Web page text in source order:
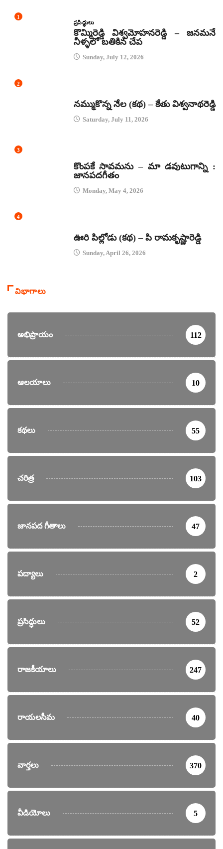
1
ప్రసిద్ధులు
కొమ్మిరెడ్డి విశ్వమోహనరెడ్డి – జనమనే
నీళ్ళలో బతికిన చేప
Sunday, July 12, 2026
2
నమ్ముకొన్న నేల (కథ) – కేతు విశ్వనాథరెడ్డి
Saturday, July 11, 2026
3
కొంపకే సావమను – మా డవుటుగాన్ని :
జానపదగీతం
Monday, May 4, 2026
4
ఊరి పిల్లోడు (కథ) – పి రామకృష్ణారెడ్డి
Sunday, April 26, 2026
విభాగాలు
అభిప్రాయం 112
ఆలయాలు 10
కథలు 55
చరిత్ర 103
జానపద గీతాలు 47
పద్యాలు 2
ప్రసిద్ధులు 52
రాజకీయాలు 247
రాయలసీమ 40
వార్తలు 370
వీడియోలు 5